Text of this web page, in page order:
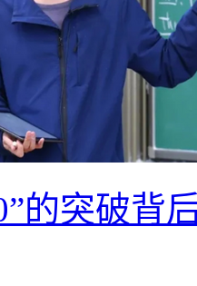
的突破背